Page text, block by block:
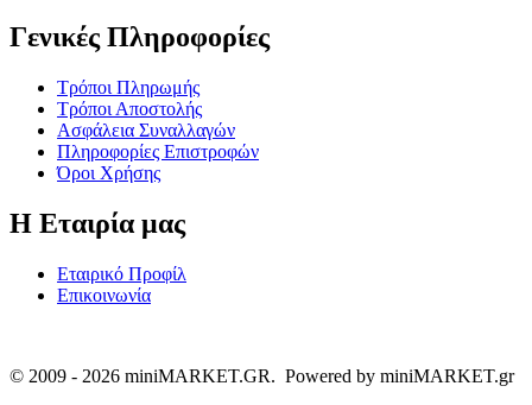
Γενικές Πληροφορίες
Τρόποι Πληρωμής
Τρόποι Αποστολής
Ασφάλεια Συναλλαγών
Πληροφορίες Επιστροφών
Όροι Χρήσης
Η Εταιρία μας
Εταιρικό Προφίλ
Επικοινωνία
© 2009 - 2026 miniMARKET.GR. Powered by miniMARKET.gr